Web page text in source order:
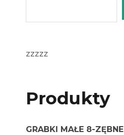
zzzzz
Produkty
GRABKI MAŁE 8-ZĘBNE